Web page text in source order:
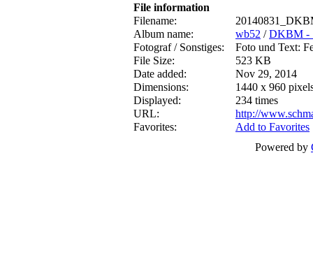
File information
Filename:
Album name:
wb52 /DKBM -
Fotograf / Sonstiges:
Foto und Text:
File Size:
523 KB
Date added:
Nov 29, 2014
Dimensions:
1440 x 960
Displayed:
234 times
URL:
http://
Favorites:
Add to Favorites
Powered by